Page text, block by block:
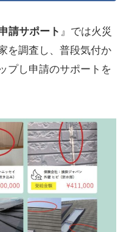
請サポート 』では火災
を調査し、普段気付か
プし申請のサポートを